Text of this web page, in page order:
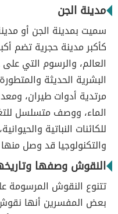
مدينة الجن
سميت بمدينة الجن أو
كأكبر مدينة حجرية تضم
العالم، والرسوم التي
البشرية الحديثة
مرتدية أدوات طيران،
الماء، ووصف متسلسل
للكائنات النباتية
والتكنولوجيا قد وصل
النقوش وصفها
تتنوع النقوش المرسومة
بعض المفسرين أنها